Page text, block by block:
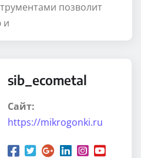
позволит
и
sib_ecometal
Сайт:
https://mikrogonki.ru